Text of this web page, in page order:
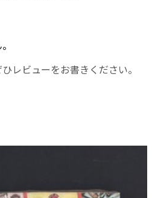
レビューをお書きください。